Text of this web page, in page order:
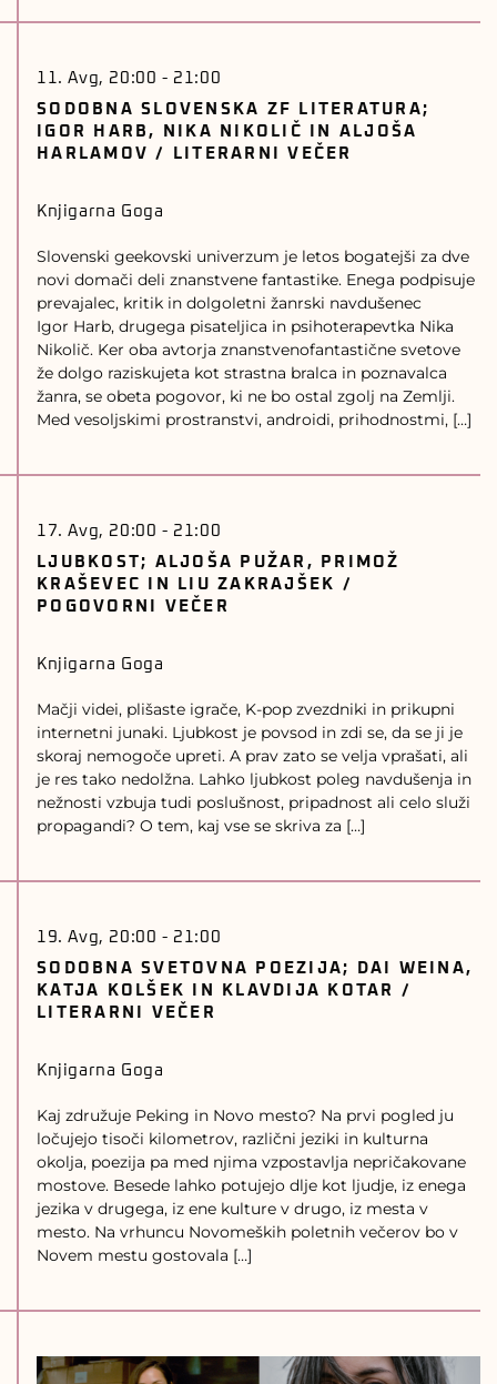
SODOBNA SLOVENSKA ZF LITERATURA;
IGOR HARB, NIKA NIKOLIČ IN ALJOŠA
HARLAMOV / LITERARNI VEČER
11. Avg, 20:00 - 21:00
Knjigarna Goga
Slovenski geekovski univerzum je letos bogatejši za dve
novi domači deli znanstvene fantastike. Enega podpisuje
prevajalec, kritik in dolgoletni žanrski navdušenec
Igor Harb, drugega pisateljica in psihoterapevtka Nika
Nikolič. Ker oba avtorja znanstvenofantastične svetove
že dolgo raziskujeta kot strastna bralca in poznavalca
žanra, se obeta pogovor, ki ne bo ostal zgolj na Zemlji.
Med vesoljskimi prostranstvi, androidi, prihodnostmi, […]
LJUBKOST; ALJOŠA PUŽAR, PRIMOŽ
KRAŠEVEC IN LIU ZAKRAJŠEK /
POGOVORNI VEČER
17. Avg, 20:00 - 21:00
Knjigarna Goga
Mačji videi, plišaste igrače, K-pop zvezdniki in prikupni
internetni junaki. Ljubkost je povsod in zdi se, da se ji je
skoraj nemogoče upreti. A prav zato se velja vprašati, ali
je res tako nedolžna. Lahko ljubkost poleg navdušenja in
nežnosti vzbuja tudi poslušnost, pripadnost ali celo služi
propagandi? O tem, kaj vse se skriva za […]
SODOBNA SVETOVNA POEZIJA; DAI WEINA,
KATJA KOLŠEK IN KLAVDIJA KOTAR /
LITERARNI VEČER
19. Avg, 20:00 - 21:00
Knjigarna Goga
Kaj združuje Peking in Novo mesto? Na prvi pogled ju
ločujejo tisoči kilometrov, različni jeziki in kulturna
okolja, poezija pa med njima vzpostavlja nepričakovane
mostove. Besede lahko potujejo dlje kot ljudje, iz enega
jezika v drugega, iz ene kulture v drugo, iz mesta v
mesto. Na vrhuncu Novomeških poletnih večerov bo v
Novem mestu gostovala […]